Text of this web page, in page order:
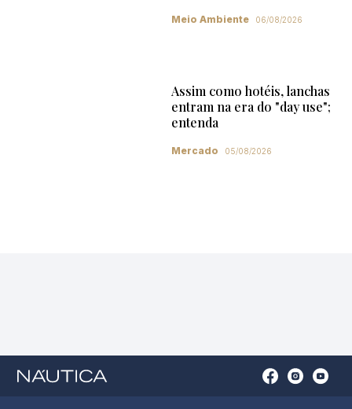
Meio Ambiente 06/08/2026
Assim como hotéis, lanchas
entram na era do "day use";
entenda
Mercado 05/08/2026
OpenOpenOpen